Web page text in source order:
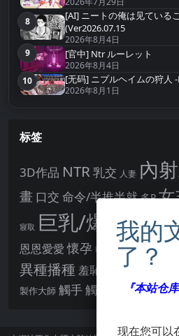
第8名
8
[AI] ニートの俺は见ている
(Ver2026.07.15
2026年8月4日
第9名
9 [官中] Ntr ルーレット
2026年8月4日
第10名
10 [无码] ニプルヘイムの狩人
2026年8月1日
标签
3D作品 NTR乳交 人妻 內
畫 口交 命令/半推半就 多P 女
寢取 巨乳/爆乳幻想 強
恩恩愛愛 懷孕 戰鬥H 拘束 教育
異種播種 羞恥/恥辱 羞辱
製作大師 觸手 觸摸 賣春/援交 輪流播種
『本站仓库
现在您可以